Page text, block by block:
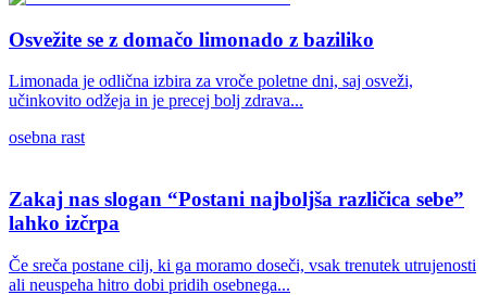
Osvežite se z domačo limonado z baziliko
Limonada je odlična izbira za vroče poletne dni, saj osveži,
učinkovito odžeja in je precej bolj zdrava...
osebna rast
Zakaj nas slogan “Postani najboljša različica sebe”
lahko izčrpa
Če sreča postane cilj, ki ga moramo doseči, vsak trenutek utrujenosti
ali neuspeha hitro dobi pridih osebnega...